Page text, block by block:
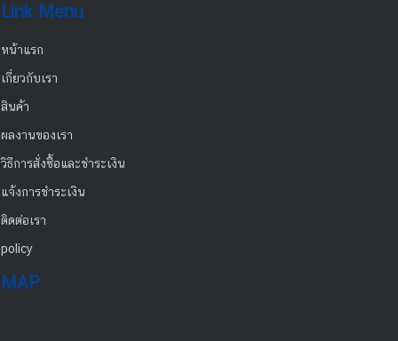
Link Menu
หน้าแรก
เกี่ยวกับเรา
สินค้า
ผลงานของเรา
วิธีการสั่งซื้อและชำระเงิน
แจ้งการชำระเงิน
ติดต่อเรา
policy
MAP